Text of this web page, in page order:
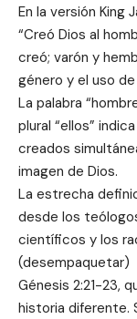
En la versión King
“Creó Dios al
creó; varón y
género y el uso
La palabra
plural “ellos”
creados
imagen de Dios.
La estrecha
desde los
científicos y los
(desempaquetar)
Génesis 2:21-23,
historia diferente.